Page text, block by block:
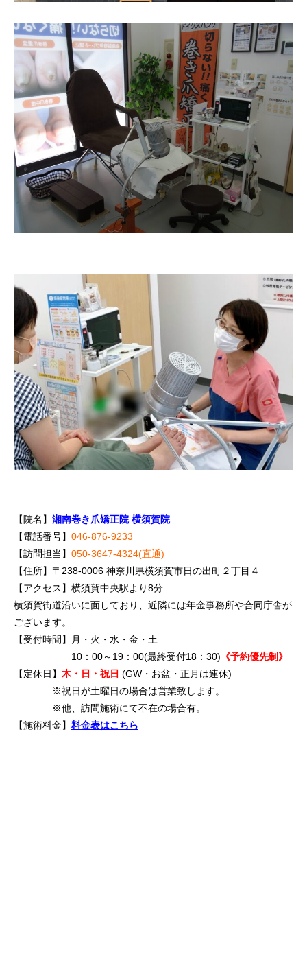
【院名】 湘南巻き爪矯正院 横須賀院
【電話番号】 046-876-9233
【訪問担当】 050-3647-4324(直通)
【住所】〒238-0006 神奈川県横須賀市日の出町２丁目４
【アクセス】横須賀中央駅より8分
横須賀街道沿いに面しており、近隣には年金事務所や合同庁舎が
ございます。
【受付時間】月・火・水・金・土
10：00～19：00(最終受付18：30) 《予約優先制》
【定休日】 木・日・祝日 (GW・お盆・正月は連休)
※祝日が土曜日の場合は営業致します。
※他、訪問施術にて不在の場合有。
【施術料金】 料金表はこちら